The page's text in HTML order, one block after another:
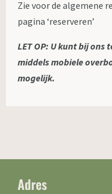
Zie voor de algemene
pagina ‘reserveren’
LET OP: U kunt bij
middels mobiele
mogelijk.
Adres